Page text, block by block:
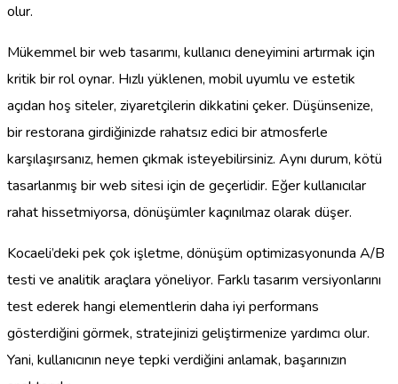
olur.
Mükemmel bir web tasarımı, kullanıcı deneyimini artırmak için
kritik bir rol oynar. Hızlı yüklenen, mobil uyumlu ve estetik
açıdan hoş siteler, ziyaretçilerin dikkatini çeker. Düşünsenize,
bir restorana girdiğinizde rahatsız edici bir atmosferle
karşılaşırsanız, hemen çıkmak isteyebilirsiniz. Aynı durum, kötü
tasarlanmış bir web sitesi için de geçerlidir. Eğer kullanıcılar
rahat hissetmiyorsa, dönüşümler kaçınılmaz olarak düşer.
Kocaeli’deki pek çok işletme, dönüşüm optimizasyonunda A/B
testi ve analitik araçlara yöneliyor. Farklı tasarım versiyonlarını
test ederek hangi elementlerin daha iyi performans
gösterdiğini görmek, stratejinizi geliştirmenize yardımcı olur.
Yani, kullanıcının neye tepki verdiğini anlamak, başarınızın